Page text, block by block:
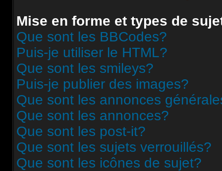
Mise en forme et types de
Que sont les BBCodes?
Puis-je utiliser le HTML?
Que sont les smileys?
Puis-je publier des images?
Que sont les annonces
Que sont les annonces?
Que sont les post-it?
Que sont les sujets verrouillés?
Que sont les icônes de sujet?